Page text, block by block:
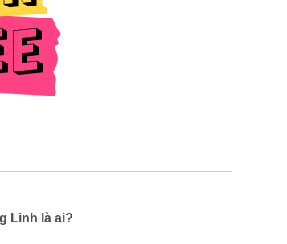
Linh là ai?